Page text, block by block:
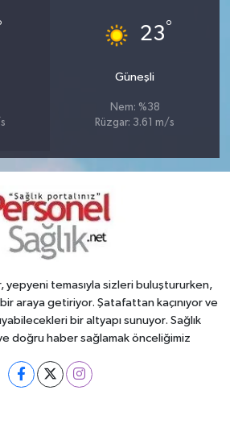
23°
Güneşli
Nem: %38
Rüzgar: 3.61 m/s
yepyeni temasıyla sizleri buluştururken,
araya getiriyor. Şatafattan kaçınıyor ve
bir altyapı sunuyor. Sağlık
doğru haber sağlamak önceliğimiz